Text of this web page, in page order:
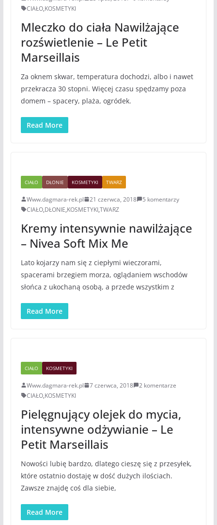
CIAŁO,KOSMETYKI
Mleczko do ciała Nawilżające
rozświetlenie – Le Petit
Marseillais
Za oknem skwar, temperatura dochodzi, albo i nawet
przekracza 30 stopni. Więcej czasu spędzamy poza
domem – spacery, plaża, ogródek.
Read More
CIAŁO DŁONIE KOSMETYKI TWARZ
Www.dagmara-rek.pl 21 czerwca, 2018
5 komentarzy
CIAŁO,DŁONIE,KOSMETYKI,TWARZ
Kremy intensywnie nawilżające
– Nivea Soft Mix Me
Lato kojarzy nam się z ciepłymi wieczorami,
spacerami brzegiem morza, oglądaniem wschodów
słońca z ukochaną osobą, a przede wszystkim z
Read More
CIAŁO KOSMETYKI
Www.dagmara-rek.pl 7 czerwca, 2018
2 komentarze
CIAŁO,KOSMETYKI
Pielęgnujący olejek do mycia,
intensywne odżywianie – Le
Petit Marseillais
Nowości lubię bardzo, dlatego cieszę się z przesyłek,
które ostatnio dostaję w dość dużych ilościach.
Zawsze znajdę coś dla siebie,
Read More